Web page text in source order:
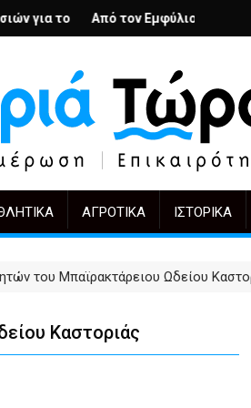
στη λήθη
Ολικής Φροντίδας στην Καστοριά
Εμφύλιο στην Πόλωση: το ίδιο έργο,
KIFF 51: Η εικόνα
ΑΓΡΟΤΙΚΆ ΙΣΤΟΡΙΚΆ
του Μπαϊρακτάρειου Ωδείου
Καστοριάς